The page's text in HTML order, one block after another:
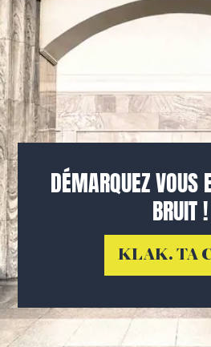
DÉMARQUEZ VOUS
BRUIT !
KLAK. TA